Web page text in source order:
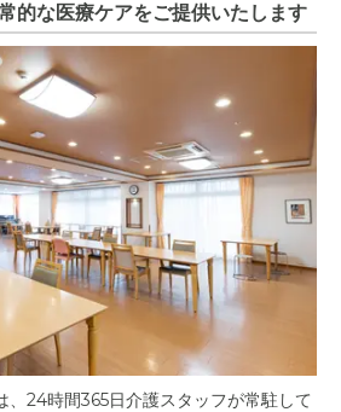
的な医療ケアをご提供いたします
、24時間365日介護スタッフが常駐して